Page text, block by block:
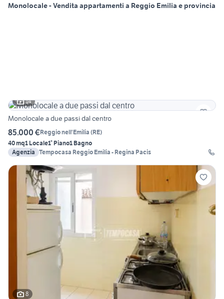
Monolocale - Vendita appartamenti a Reggio Emilia e provincia
14
Monolocale a due passi dal centro
85.000 €Reggio nell'Emilia (RE)
40 mq1 Locale1° Piano1 Bagno
Agenzia Tempocasa Reggio Emilia - Regina Pacis
8